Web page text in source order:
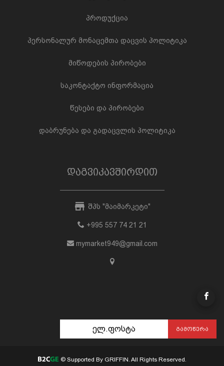
პროდუქცია
პერსონალურ მონაცემთა დაცვის პოლიტიკა
მიწოდების პირობები
საკონტაქტო ინფორმაცია
წესები და პირობები
დაბრუნება და გადაცვლის პოლიტიკა
დაგვიკავშირდით
შპს "მაიმარკეტი"
+995 557 74 21 21
mymarket949@gmail.com
ᲒᲐᲛᲝᲬᲔᲠᲐ
© Supported By GRIFFIN. All Rights Reserved.